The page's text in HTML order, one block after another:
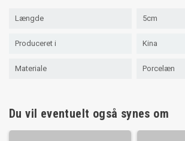
Længde 5cm
Produceret i Kina
Materiale Porcelæn
Du vil eventuelt også synes om